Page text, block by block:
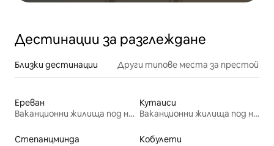
Дестинации за разглеждане
Близки дестинации Други типове места за престой
Ереван
Ваканционни жилища под наем
Кутаиси
Ваканционни жилища под наем
Степанцминда
Кобулети